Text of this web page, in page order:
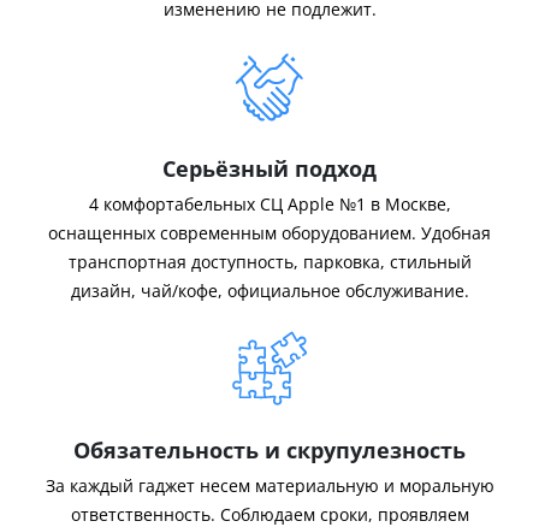
изменению не подлежит.
Серьёзный подход
4 комфортабельных СЦ Apple №1 в Москве,
оснащенных современным оборудованием. Удобная
транспортная доступность, парковка, стильный
дизайн, чай/кофе, официальное обслуживание.
Обязательность и скрупулезность
За каждый гаджет несем материальную и моральную
ответственность. Соблюдаем сроки, проявляем